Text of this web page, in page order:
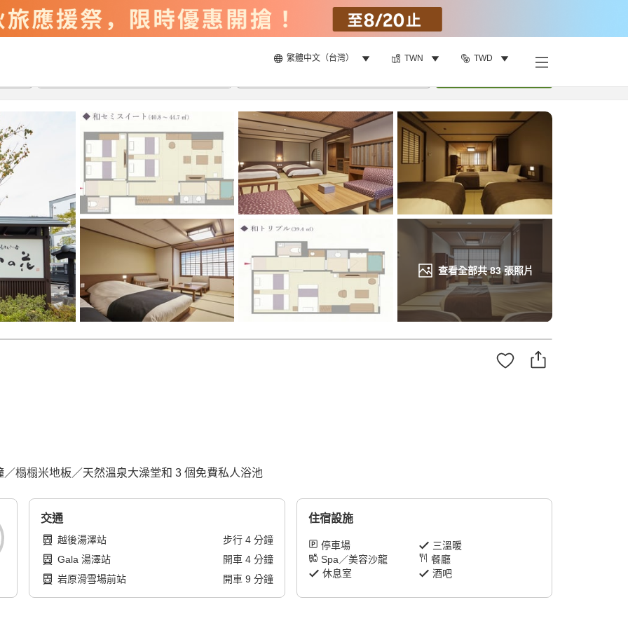
繁體中文（台灣） TWN TWD
查看全部共83張照片
榻榻米地板／天然溫泉大澡堂和 3 個免費私人浴池
交通
越後湯澤站 步行 4分鐘
Gala 湯澤站
開車 4分鐘
岩原滑雪場前站
開車 9 分鐘
住宿設施
停車場
三溫暖
Spa／美容沙龍
餐廳
休息室
酒吧